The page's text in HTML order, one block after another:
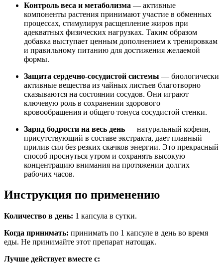
Контроль веса и метаболизма — активные
компоненты растения принимают участие в обменных
процессах, стимулируя расщепление жиров при
адекватных физических нагрузках. Таким образом
добавка выступает ценным дополнением к тренировкам
и правильному питанию для достижения желаемой
формы.
Защита сердечно-сосудистой системы — биологически
активные вещества из чайных листьев благотворно
сказываются на состоянии сосудов. Они играют
ключевую роль в сохранении здорового
кровообращения и общего тонуса сосудистой стенки.
Заряд бодрости на весь день — натуральный кофеин,
присутствующий в составе экстракта, дает плавный
прилив сил без резких скачков энергии. Это прекрасный
способ проснуться утром и сохранять высокую
концентрацию внимания на протяжении долгих
рабочих часов.
Инструкция по применению
Количество в день: 1 капсула в сутки.
Когда принимать: принимать по 1 капсуле в день во время
еды. Не принимайте этот препарат натощак.
Лучше действует вместе с: